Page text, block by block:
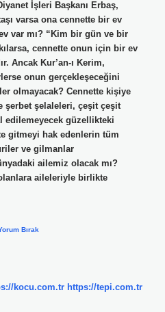
İşleri Başkanı Erbaş,
varsa ona cennette bir ev
var mı? “Kim bir gün ve bir
cennette onun için bir ev
Ancak Kur’an-ı Kerim,
onun gerçekleşeceğini
olmayacak? Cennette kişiye
şerbet şelaleleri, çeşit çeşit
edilemeyecek güzellikteki
gitmeyi hak edenlerin tüm
ve gilmanlar
ailemiz olacak mı?
aileleriyle birlikte
Bırak
kocu.com.tr https://tepi.com.tr